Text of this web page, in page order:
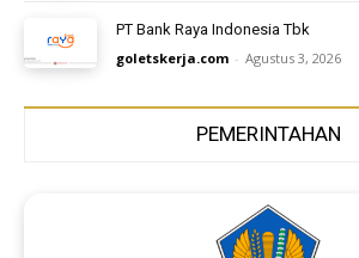
PT Bank Raya Indonesia Tbk
goletskerja.com - Agustus 3, 2026
PEMERINTAHAN